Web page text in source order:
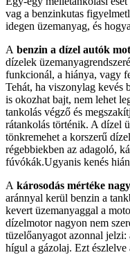
vag a benzinkutas
idegen üzemanyag, és
A benzin a dízel autók
dízelek
funkcionál, a hiánya, vagy
Tehát, ha viszonylag kevés
is okozhat bajt, nem lehet
tankolás végző és
rátankolás történik. A dízel
tönkremehet a korszerű
régebbiekben az adagoló,
fúvókák.Ugyanis kenés
A károsodás mértéke
aránnyal kerül benzin a
kevert üzemanyaggal a
dízelmotor nagyon nem
tüzelőanyagot azonnal
hígul a gázolaj. Ezt